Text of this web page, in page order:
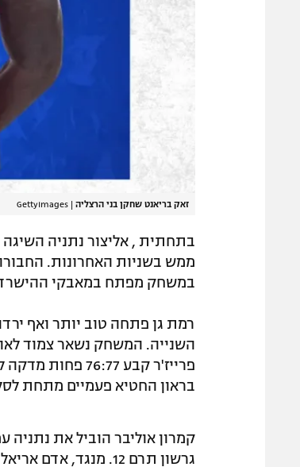
זאק בריאנט שחקן בני הרצליה |
GettyImages
ממש בשניות האחרונות.
במשחק מפתח במאבקי
השנייה. המשחק נשאר צמוד
פרייז'ר קבע
בראון החטיא פעמיים מתחת לסל